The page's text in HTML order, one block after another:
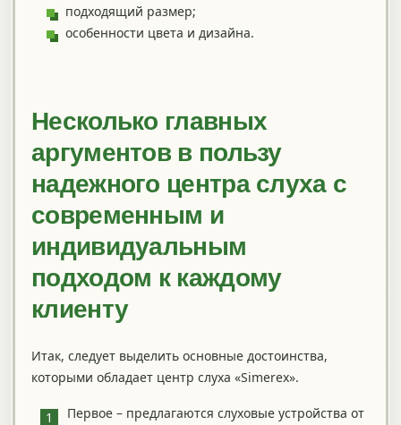
подходящий размер;
особенности цвета и дизайна.
Несколько главных
аргументов в пользу
надежного центра слуха с
современным и
индивидуальным
подходом к каждому
клиенту
Итак, следует выделить основные достоинства,
которыми обладает центр слуха «Simerex».
Первое – предлагаются слуховые устройства от